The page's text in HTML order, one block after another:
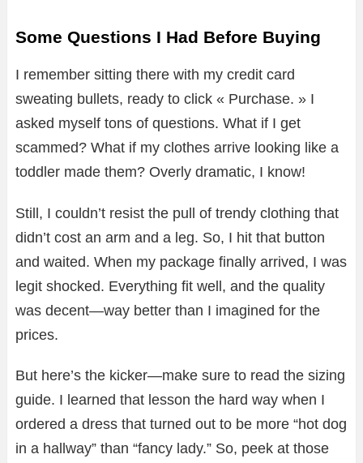
Some Questions I Had Before Buying
I remember sitting there with my credit card
sweating bullets, ready to click « Purchase. » I
asked myself tons of questions. What if I get
scammed? What if my clothes arrive looking like a
toddler made them? Overly dramatic, I know!
Still, I couldn’t resist the pull of trendy clothing that
didn’t cost an arm and a leg. So, I hit that button
and waited. When my package finally arrived, I was
legit shocked. Everything fit well, and the quality
was decent—way better than I imagined for the
prices.
But here’s the kicker—make sure to read the sizing
guide. I learned that lesson the hard way when I
ordered a dress that turned out to be more “hot dog
in a hallway” than “fancy lady.” So, peek at those